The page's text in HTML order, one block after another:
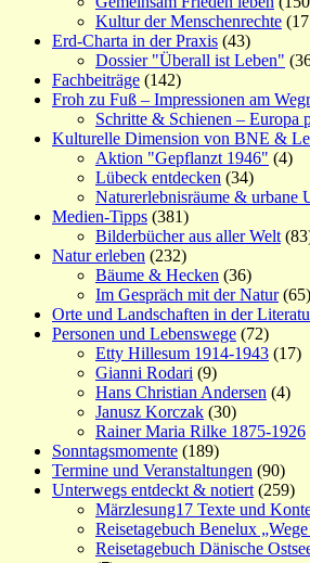
Kultur der Menschenrechte
Erd-Charta in der Praxis (43)
Dossier "Überall ist Leben"
Fachbeiträge (142)
Froh zu Fuß – Impressionen am
Schritte & Schienen – Europa
Kulturelle Dimension von BNE &
Aktion "Gepflanzt 1946" (4)
Lübeck entdecken (34)
Naturerlebnisräume & urbane
Medien-Tipps (381)
Bilderbücher aus aller Welt
Natur erleben (232)
Bäume & Hecken (36)
Im Gespräch mit der Natur(65)
Orte und Landschaften in der
Personen und Lebenswege (72)
Etty Hillesum 1914-1943 (17)
Gianni Rodari (9)
Hans Christian Andersen (4)
Janusz Korczak (30)
Rainer Maria Rilke 1875-1926
Sonntagsmomente (189)
Termine und Veranstaltungen (90)
Unterwegs entdeckt & notiert (259)
Märzlesung17 Texte und
Reisetagebuch Benelux
Reisetagebuch Dänische